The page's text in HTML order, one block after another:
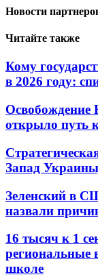
Новости
Читайте также
Кому
в 2026 году:
Освобождение
открыло путь
Запад
Зеленский в
назвали
16 тысяч к 1
региональные
школе